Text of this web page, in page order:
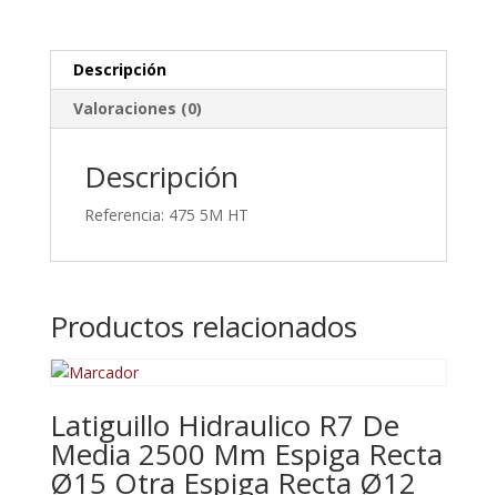
Ancho
Superior.
cantidad
Descripción
Valoraciones (0)
Descripción
Referencia: 475 5M HT
Productos relacionados
Latiguillo Hidraulico R7 De
Media 2500 Mm Espiga Recta
Ø15 Otra Espiga Recta Ø12